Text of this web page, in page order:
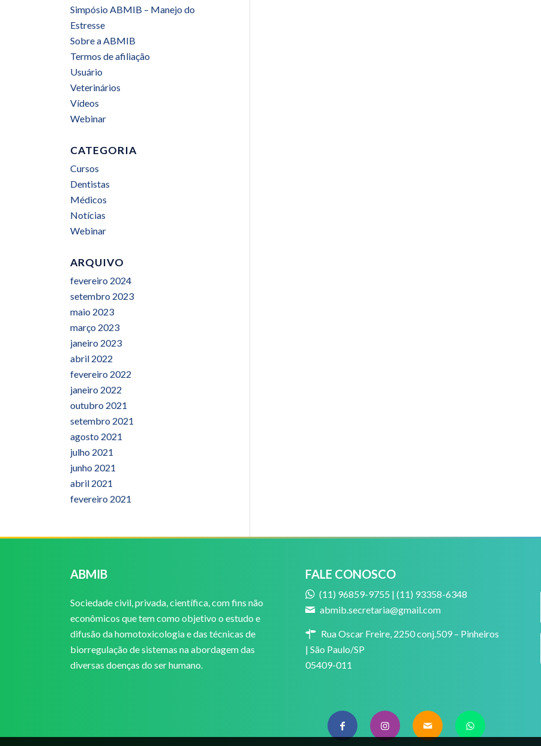
Simpósio ABMIB – Manejo do
Estresse
Sobre a ABMIB
Termos de afiliação
Usuário
Veterinários
Vídeos
Webinar
CATEGORIA
Cursos
Dentistas
Médicos
Notícias
Webinar
ARQUIVO
fevereiro 2024
setembro 2023
maio 2023
março 2023
janeiro 2023
abril 2022
fevereiro 2022
janeiro 2022
outubro 2021
setembro 2021
agosto 2021
julho 2021
junho 2021
abril 2021
fevereiro 2021
ABMIB
Sociedade civil, privada, científica, com fins não
econômicos que tem como objetivo o estudo e
difusão da homotoxicologia e das técnicas de
biorregulação de sistemas na abordagem das
diversas doenças do ser humano.
FALE CONOSCO
(11) 96859-9755 | (11) 93358-6348
abmib.secretaria@gmail.com
Rua Oscar Freire, 2250 conj.509 – Pinheiros
| São Paulo/SP
05409-011